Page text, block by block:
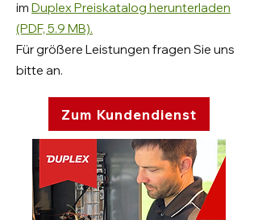
im Duplex Preiskatalog herunterladen
(PDF, 5.9 MB).
Für größere Leistungen fragen Sie uns
bitte an.
Zum Kundendienst